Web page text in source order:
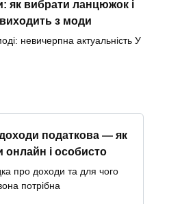
як вибрати ланцюжок і
з моди
невичерпна актуальність У
податкова — як
онлайн і особисто
про доходи та для чого
потрібна